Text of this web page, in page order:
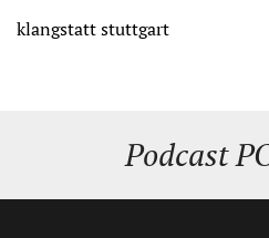
zum
klangstattstuttgart
Podcast